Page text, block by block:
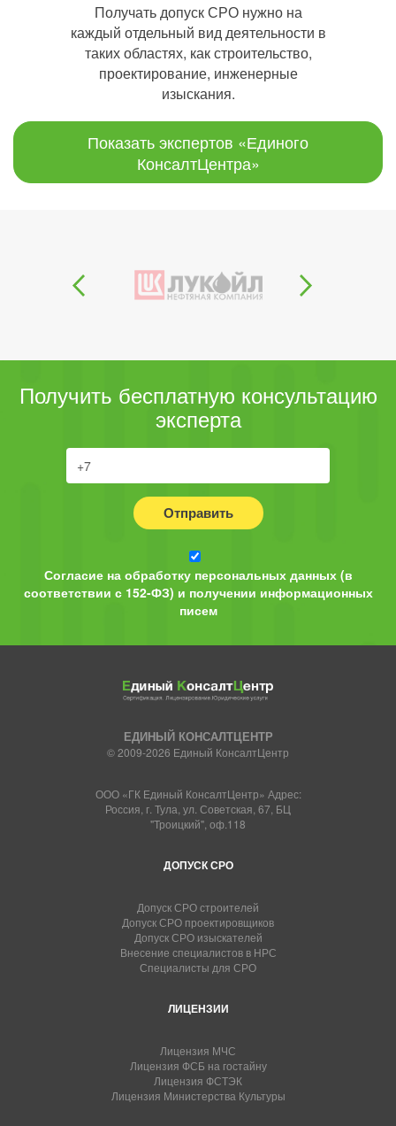
Получать допуск СРО нужно на
каждый отдельный вид деятельности в
таких областях, как строительство,
проектирование, инженерные
изыскания.
Показать экспертов «Единого
КонсалтЦентра»
Получить бесплатную консультацию
эксперта
Отправить
Согласие на обработку персональных данных (в
соответствии с 152-ФЗ) и получении информационных
писем
ЕДИНЫЙ КОНСАЛТЦЕНТР
© 2009-2026 Единый КонсалтЦентр
ООО «ГК Единый КонсалтЦентр» Адрес:
Россия, г. Тула, ул. Советская, 67, БЦ
"Троицкий", оф.118
ДОПУСК СРО
Допуск СРО строителей
Допуск СРО проектировщиков
Допуск СРО изыскателей
Внесение специалистов в НРС
Специалисты для СРО
ЛИЦЕНЗИИ
Лицензия МЧС
Лицензия ФСБ на гостайну
Лицензия ФСТЭК
Лицензия Министерства Культуры